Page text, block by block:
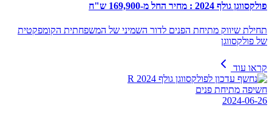
פולקסווגן גולף 2024 : מחיר החל מ-169,900 ש"ח
תחילת שיווק מתיחת הפנים לדור השמיני של המשפחתית הקומפקטית
של פולקסווגן
קראו עוד
חשיפה מתיחת פנים
2024-06-26